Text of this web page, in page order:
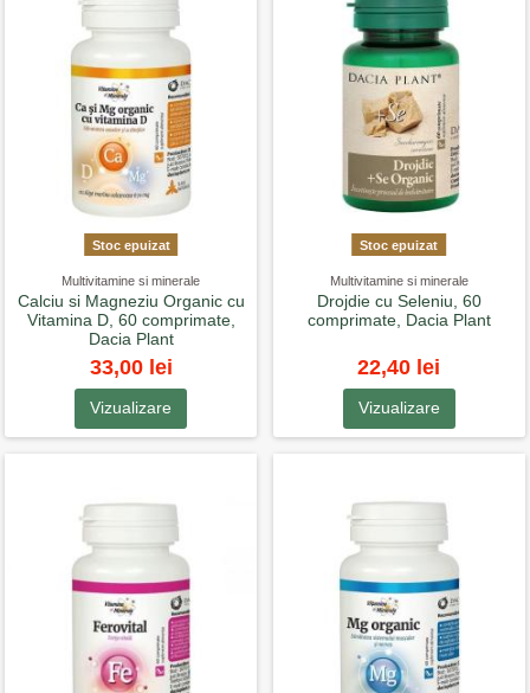
Stoc epuizat
Multivitamine si minerale
Calciu si Magneziu Organic cu
Vitamina D, 60 comprimate,
Dacia Plant
33,00 lei
Vizualizare
Stoc epuizat
Multivitamine si minerale
Drojdie cu Seleniu, 60
comprimate, Dacia Plant
22,40 lei
Vizualizare